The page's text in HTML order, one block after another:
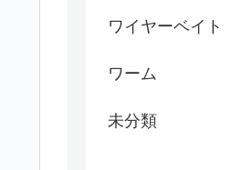
ワイヤーベイト
ワーム
未分類